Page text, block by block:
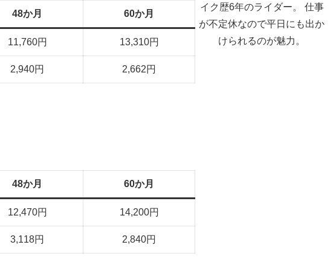
48か月 60か月
11,760円 13,310円
2,940円 2,662円
48か月 60か月
12,470円 14,200円
3,118円 2,840円
イク歴6年のライダー。 仕事
が不定休なので平日にも出か
けられるのが魅力。